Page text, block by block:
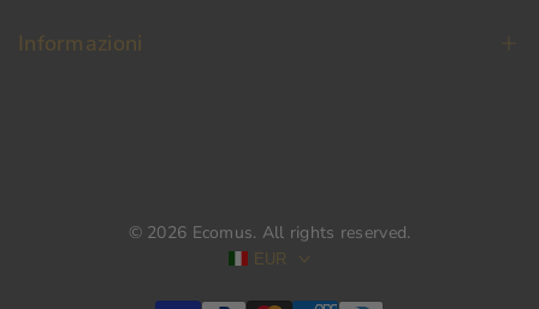
Informazioni
Privacy & Cookie Policy
© 2026 Ecomus. All rights reserved.
EUR